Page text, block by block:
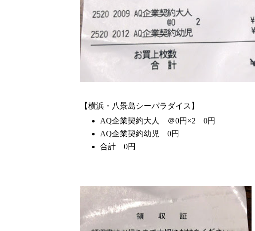
【横浜・八景島シーパラダイス】
AQ企業契約大人 ＠0円×2 0円
AQ企業契約幼児 0円
合計 0円